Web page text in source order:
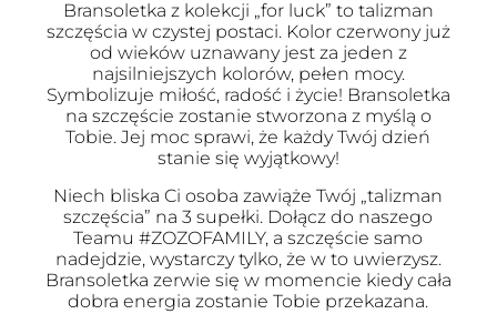
Bransoletka z kolekcji „for luck” to talizman
szczęścia w czystej postaci. Kolor czerwony już
od wieków uznawany jest za jeden z
najsilniejszych kolorów, pełen mocy.
Symbolizuje miłość, radość i życie! Bransoletka
na szczęście zostanie stworzona z myślą o
Tobie. Jej moc sprawi, że każdy Twój dzień
stanie się wyjątkowy!
Niech bliska Ci osoba zawiąże Twój „talizman
szczęścia” na 3 supełki. Dołącz do naszego
Teamu #ZOZOFAMILY, a szczęście samo
nadejdzie, wystarczy tylko, że w to uwierzysz.
Bransoletka zerwie się w momencie kiedy cała
dobra energia zostanie Tobie przekazana.